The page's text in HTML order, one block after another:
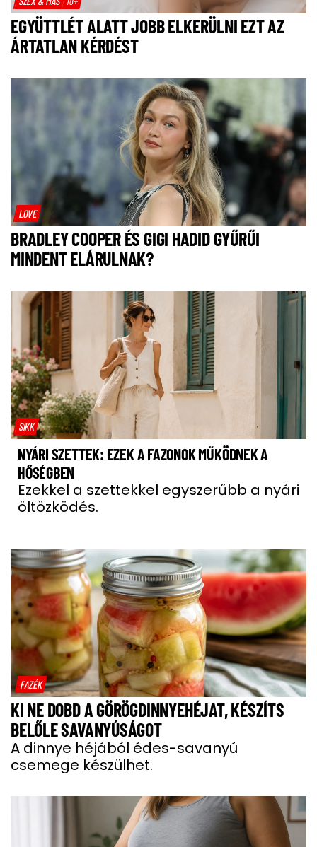
EGYÜTTLÉT ALATT JOBB ELKERÜLNI EZT AZ
ÁRTATLAN KÉRDÉST
LOVE
BRADLEY COOPER ÉS GIGI HADID GYŰRŰI
MINDENT ELÁRULNAK?
SIKK
NYÁRI SZETTEK: EZEK A FAZONOK MŰKÖDNEK A
HŐSÉGBEN
Ezekkel a szettekkel egyszerűbb a nyári
öltözködés.
FAZÉK
KI NE DOBD A GÖRÖGDINNYEHÉJAT, KÉSZÍTS
BELŐLE SAVANYÚSÁGOT
A dinnye héjából édes-savanyú
csemege készülhet.